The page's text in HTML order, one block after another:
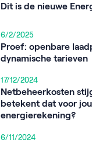
Dit is de nieuwe
6/2/2025
Proef: openbare
dynamische tarieven
17/12/2024
Netbeheerkosten
betekent dat voor
energierekening?
6/11/2024